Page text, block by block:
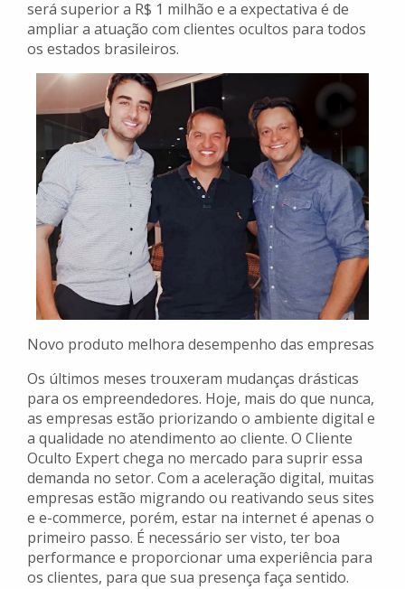
será superior a R$ 1 milhão e a expectativa é de
ampliar a atuação com clientes ocultos para todos
os estados brasileiros.
Novo produto melhora desempenho das empresas
Os últimos meses trouxeram mudanças drásticas
para os empreendedores. Hoje, mais do que nunca,
as empresas estão priorizando o ambiente digital e
a qualidade no atendimento ao cliente. O Cliente
Oculto Expert chega no mercado para suprir essa
demanda no setor. Com a aceleração digital, muitas
empresas estão migrando ou reativando seus sites
e e-commerce, porém, estar na internet é apenas o
primeiro passo. É necessário ser visto, ter boa
performance e proporcionar uma experiência para
os clientes, para que sua presença faça sentido.